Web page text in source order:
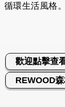
循環生活風格。
歡迎點擊查
REWOOD